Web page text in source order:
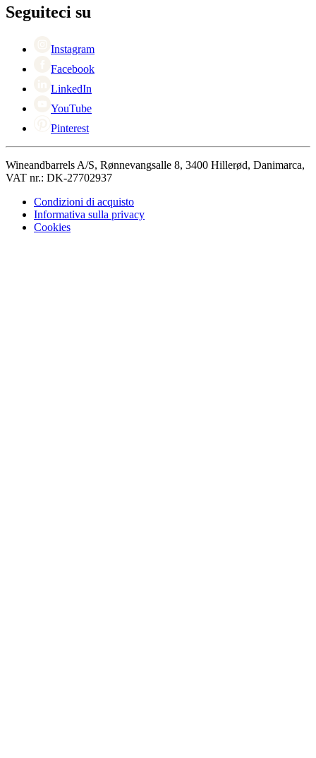
Black Friday
Singles Day
Seguiteci su
Instagram
Facebook
LinkedIn
YouTube
Pinterest
Wineandbarrels A/S, Rønnevangsalle 8, 3400 Hillerød, Danimarca,
VAT nr.: DK-27702937
Condizioni di acquisto
Informativa sulla privacy
Cookies